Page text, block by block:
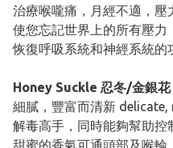
治療喉嚨痛，月經不適，壓
使您忘記世界上的所有壓力
恢復呼吸系統和神經系統的
Honey Suckle 忍冬/金銀花
細膩，豐富而清新
解毒高手，同時能夠幫助控
甜蜜的香氣可通頭部及喉輪